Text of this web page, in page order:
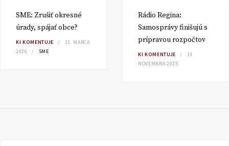
SME: Zrušiť okresné
úrady, spájať obce?
KI KOMENTUJE
13. MARCA
2026
SME
Rádio Regina:
Samosprávy finišujú s
prípravou rozpočtov
KI KOMENTUJE
13.
NOVEMBRA 2025